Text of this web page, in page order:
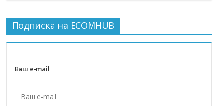
Подписка на ECOMHUB
Ваш e-mail